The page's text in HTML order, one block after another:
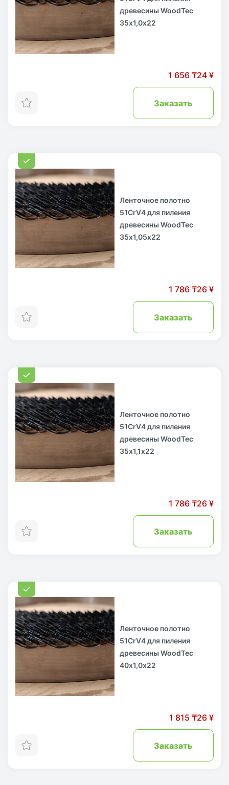
древесины WoodTec
35х1,0х22
1 656 ₸24 ¥
Заказать
Ленточное полотно
51CrV4 для пиления
древесины WoodTec
35х1,05х22
1 786 ₸26 ¥
Заказать
Ленточное полотно
51CrV4 для пиления
древесины WoodTec
35х1,1х22
1 786 ₸26 ¥
Заказать
Ленточное полотно
51CrV4 для пиления
древесины WoodTec
40х1,0х22
1 815 ₸26 ¥
Заказать